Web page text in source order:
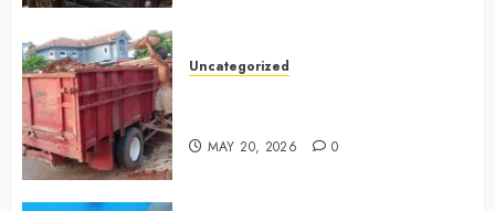
Uncategorized
MAY 20, 2026 0